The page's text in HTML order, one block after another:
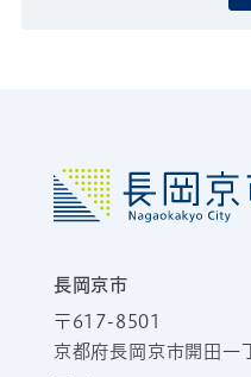
長岡京市
〒617-8501
京都府長岡京市開田一